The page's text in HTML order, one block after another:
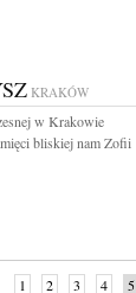
KRAKÓW
w Krakowie
bliskiej nam Zofii
1 2 3 4 5